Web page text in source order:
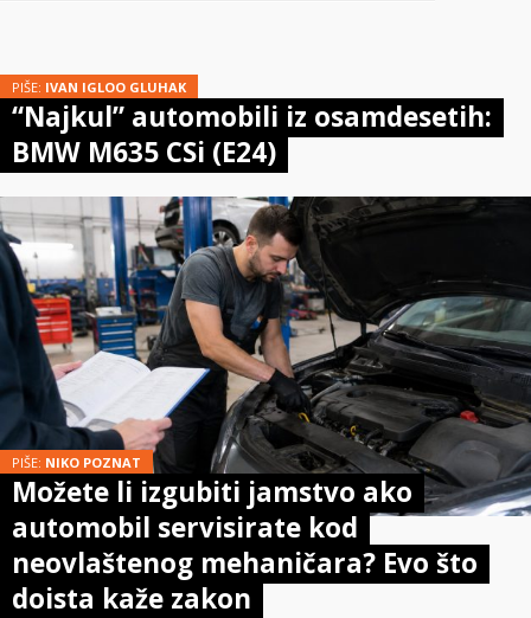
PIŠE: IVAN IGLOO GLUHAK
“Najkul” automobili iz osamdesetih:
BMW M635 CSi (E24)
PIŠE: NIKO POZNAT
Možete li izgubiti jamstvo ako
automobil servisirate kod
neovlaštenog mehaničara? Evo što
doista kaže zakon